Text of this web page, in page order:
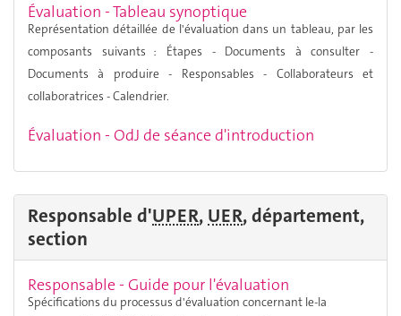
Évaluation - Tableau synoptique
Représentation détaillée de l'évaluation dans un tableau, par les
composants suivants : Étapes - Documents à consulter -
Documents à produire - Responsables - Collaborateurs et
collaboratrices - Calendrier.
Évaluation - OdJ de séance d'introduction
Responsable d'UPER, UER, département,
section
Responsable - Guide pour l'évaluation
Spécifications du processus d'évaluation concernant le-la